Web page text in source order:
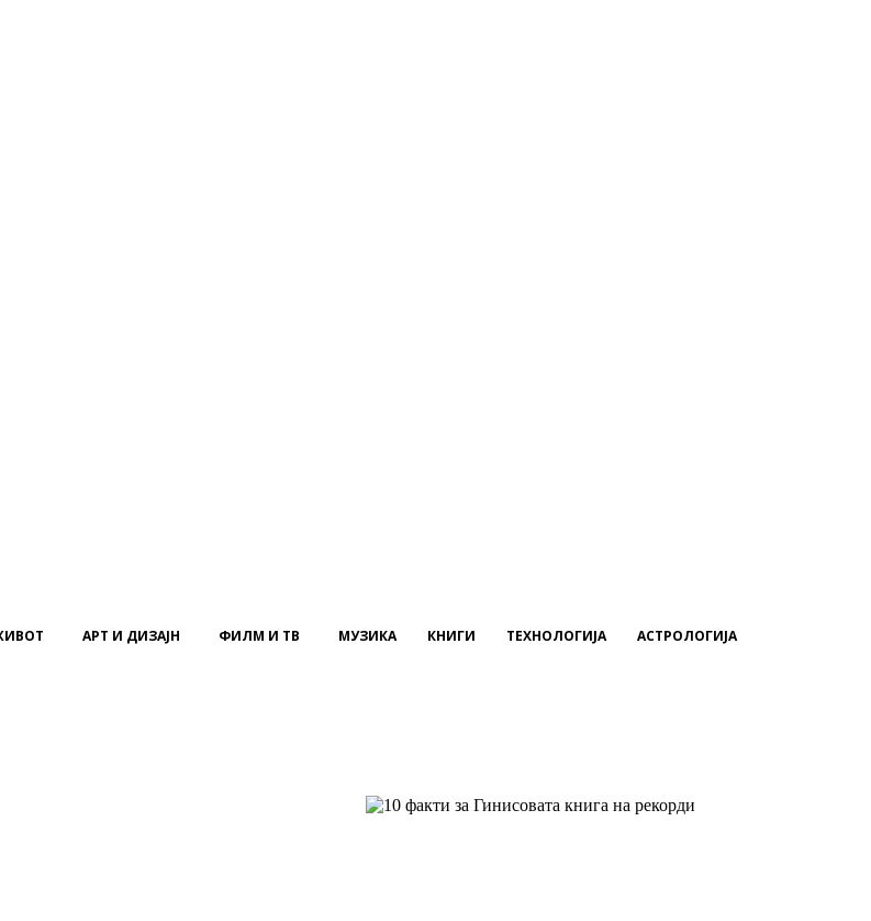
АРТ И ДИЗАЈН ФИЛМ И ТВ МУЗИКА КНИГИ ТЕХНОЛОГИЈА АСТРОЛОГИЈА